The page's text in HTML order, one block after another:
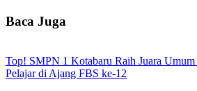
Baca Juga
Top! SMPN 1 Kotabaru Raih Juara
Pelajar di Ajang FBS ke-12